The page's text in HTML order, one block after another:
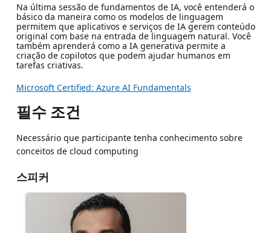
Na última sessão de fundamentos de IA, você entenderá o
básico da maneira como os modelos de linguagem
permitem que aplicativos e serviços de IA gerem conteúdo
original com base na entrada de linguagem natural. Você
também aprenderá como a IA generativa permite a
criação de copilotos que podem ajudar humanos em
tarefas criativas.
Microsoft Certified: Azure AI Fundamentals
필수 조건
Necessário que participante tenha conhecimento sobre
conceitos de cloud computing
스피커